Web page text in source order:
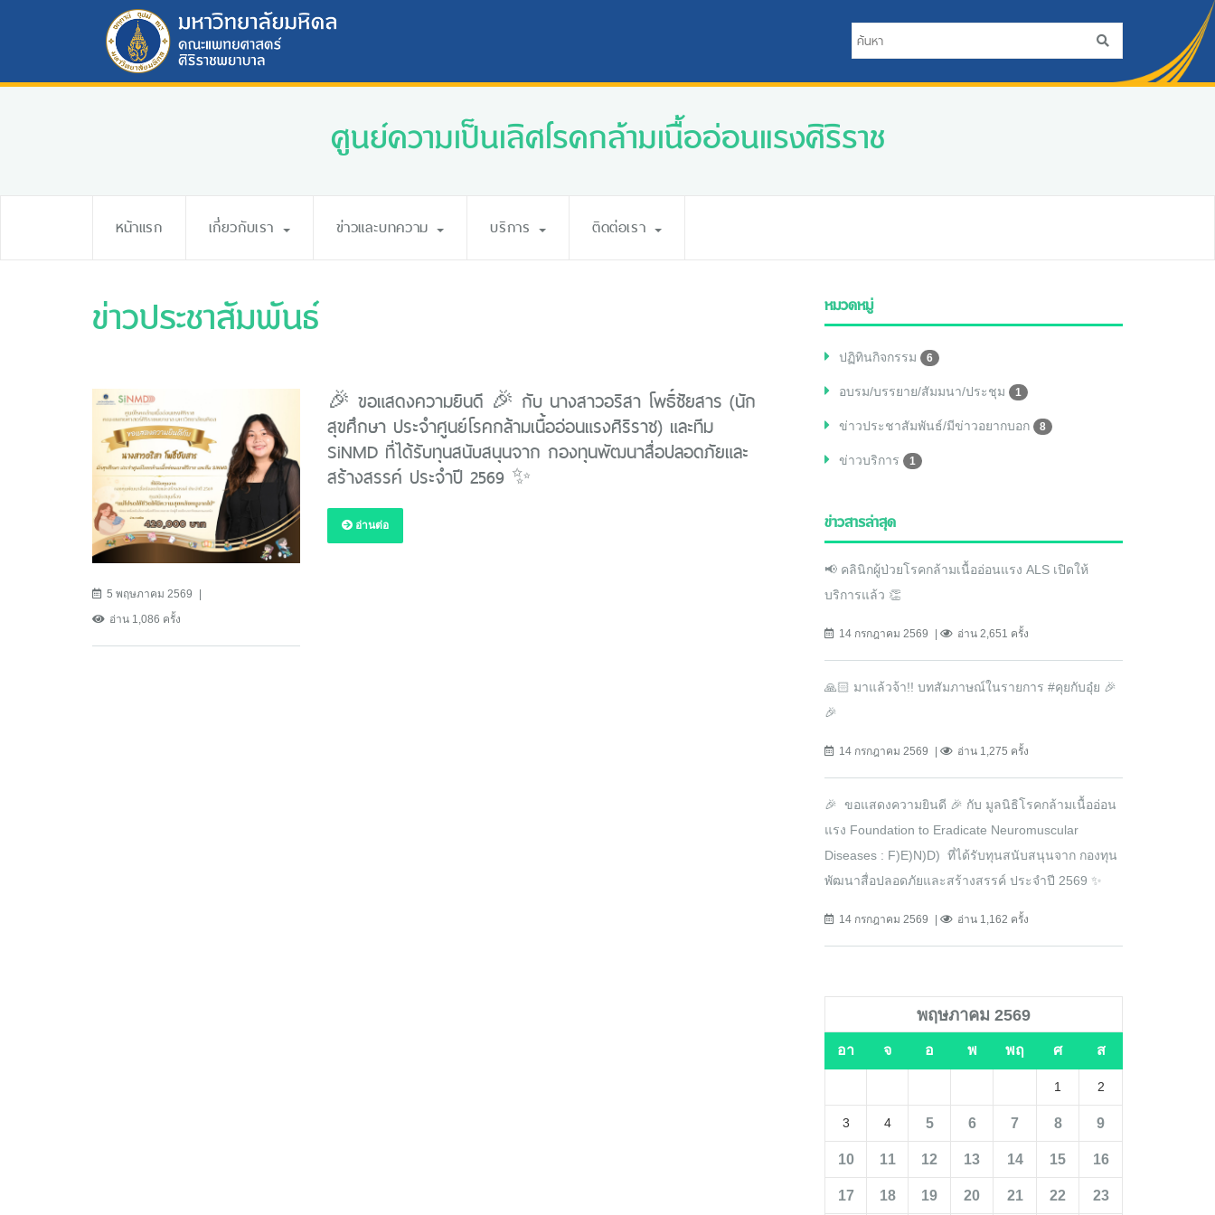
ศูนย์ความเป็นเลิศโรคกล้ามเนื้ออ่อนแรงศิริราช
หน้าแรก เกี่ยวกับเรา ข่าวและบทความ บริการ ติดต่อเรา
ข่าวประชาสัมพันธ์
5 พฤษภาคม 2569
อ่าน 1,086 ครั้ง
🎉 ขอแสดงความยินดี 🎉 กับ นางสาวอริสา โพธิ์ชัยสาร (นัก
สุขศึกษา ประจำศูนย์โรคกล้ามเนื้ออ่อนแรงศิริราช) และทีม
SiNMD ที่ได้รับทุนสนับสนุนจาก กองทุนพัฒนาสื่อปลอดภัยและ
สร้างสรรค์ ประจำปี 2569 ✨
อ่านต่อ
หมวดหมู่
ปฏิทินกิจกรรม 6
อบรม/บรรยาย/สัมมนา/ประชุม 1
ข่าวประชาสัมพันธ์/มีข่าวอยากบอก 8
ข่าวบริการ 1
ข่าวสารล่าสุด
📢 คลินิกผู้ป่วยโรคกล้ามเนื้ออ่อนแรง ALS เปิดให้
บริการแล้ว 👏
14 กรกฎาคม 2569 อ่าน 2,651 ครั้ง
🙏🏻 มาแล้วจ้า!! บทสัมภาษณ์ในรายการ #คุยกับอุ๋ย 🎉
🎉
14 กรกฎาคม 2569 อ่าน 1,275 ครั้ง
🎉 ขอแสดงความยินดี 🎉 กับ มูลนิธิโรคกล้ามเนื้ออ่อน
แรง Foundation to Eradicate Neuromuscular
Diseases : F)E)N)D) ที่ได้รับทุนสนับสนุนจาก กองทุน
พัฒนาสื่อปลอดภัยและสร้างสรรค์ ประจำปี 2569 ✨
14 กรกฎาคม 2569 อ่าน 1,162 ครั้ง
พฤษภาคม 2569
อา จ อ พ พฤ ศ ส
1 2
3 4 5 6 7 8 9
10 11 12 13 14 15 16
17 18 19 20 21 22 23